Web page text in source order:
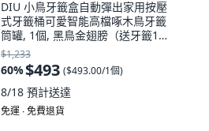
DIU 小鳥牙籤盒自動彈出家用按壓
式牙籤桶可愛智能高檔啄木鳥牙籤
筒罐, 1個, 黑鳥金翅膀（送牙籤1包:
如圖
$1,233
60%$493 ($493.00/1個)
8/18 預計送達
免運 ∙ 免費退貨